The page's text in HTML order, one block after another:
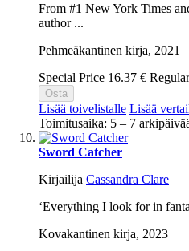
From #1 New York Times
author ...
Pehmeäkantinen kirja, 2021
Special Price 16.37 €
Osta
Lisää toivelistalle Lisää
Toimitusaika: 5 – 7
Sword Catcher
Kirjailija Cassandra Clare
‘Everything I look for in
Kovakantinen kirja, 2023